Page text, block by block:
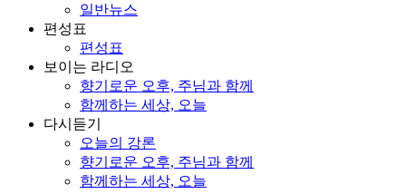
일반뉴스
편성표
편성표
보이는 라디오
향기로운 오후, 주님과 함께
함께하는 세상, 오늘
다시듣기
오늘의 강론
향기로운 오후, 주님과 함께
함께하는 세상, 오늘